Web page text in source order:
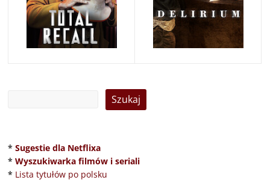
* Sugestie dla Netflixa
* Wyszukiwarka filmów i seriali
* Lista tytułów po polsku